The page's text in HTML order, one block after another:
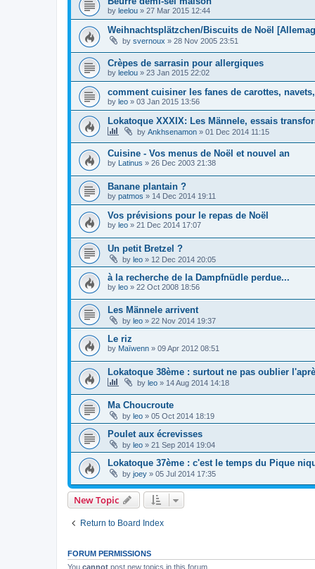
by leelou » 27 Mar 2015 12:44
Weihnachtsplätzchen/Biscuits de Noël
by svernoux » 28 Nov 2005 23:51
Crèpes de sarrasin pour allergiques
by leelou » 23 Jan 2015 22:02
comment cuisiner les fanes de carottes,
by leo » 03 Jan 2015 13:56
Lokatoque XXXIX: Les Männele, essais
by Ankhsenamon » 01 Dec 2014 11:15
Cuisine - Vos menus de Noël et nouvel an
by Latinus » 26 Dec 2003 21:38
Banane plantain ?
by patmos » 14 Dec 2014 19:11
Vos prévisions pour le repas de Noël
by leo » 21 Dec 2014 17:07
Un petit Bretzel ?
by leo » 12 Dec 2014 20:05
à la recherche de la Dampfnüdle perdue...
by leo » 22 Oct 2008 18:56
Les Männele arrivent
by leo » 22 Nov 2014 19:37
Le riz
by Maïwenn » 09 Apr 2012 08:51
Lokatoque 38ème : surtout ne pas oublier
by leo » 14 Aug 2014 14:18
Ma Choucroute
by leo » 05 Oct 2014 18:19
Poulet aux écrevisses
by leo » 21 Sep 2014 19:04
Lokatoque 37ème : c'est le temps du Pique
by joey » 05 Jul 2014 17:35
New Topic
Return to Board Index
FORUM PERMISSIONS
You cannot post new topics in this forum